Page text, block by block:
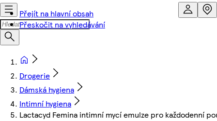
Přejít na hlavní obsah
Přeskočit na vyhledávání
Drogerie
Dámská hygiena
Intimní hygiena
Lactacyd Femina intimní mycí emulze pro každodenní